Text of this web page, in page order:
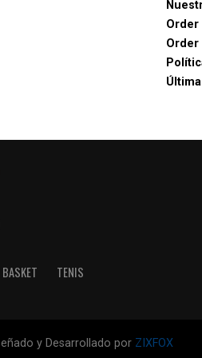
Order
Order
BASKET TENIS
y Desarrollado por ZIXFOX